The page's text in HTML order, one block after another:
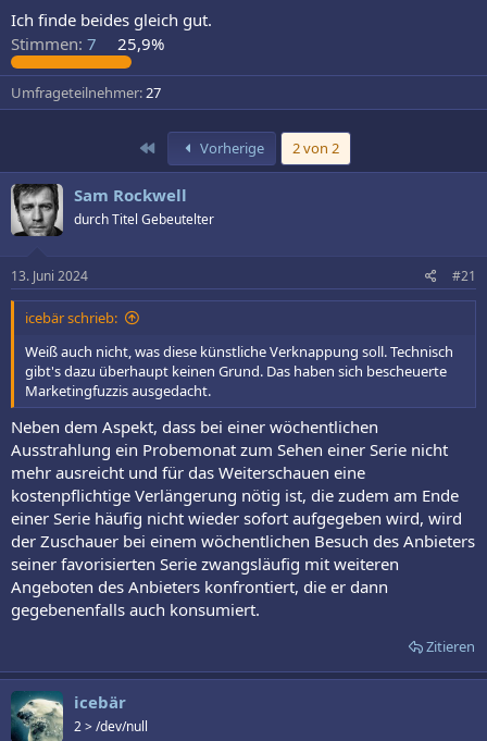
Ich finde beides gleich gut.
Stimmen: 7 25,9%
Umfrageteilnehmer 27
Erste Vorherige 2 von 2
Sam Rockwell
durch Titel Gebeutelter
13. Juni 2024 #21
icebär schrieb:
Weiß auch nicht, was diese künstliche Verknappung soll. Technisch
gibt's dazu überhaupt keinen Grund. Das haben sich bescheuerte
Marketingfuzzis ausgedacht.
Neben dem Aspekt, dass bei einer wöchentlichen
Ausstrahlung ein Probemonat zum Sehen einer Serie nicht
mehr ausreicht und für das Weiterschauen eine
kostenpflichtige Verlängerung nötig ist, die zudem am Ende
einer Serie häufig nicht wieder sofort aufgegeben wird, wird
der Zuschauer bei einem wöchentlichen Besuch des Anbieters
seiner favorisierten Serie zwangsläufig mit weiteren
Angeboten des Anbieters konfrontiert, die er dann
gegebenenfalls auch konsumiert.
Zitieren
icebär
2 > /dev/null